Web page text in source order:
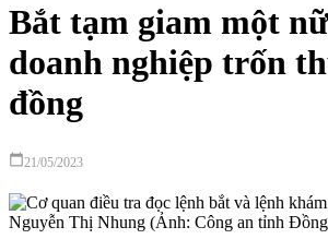
Bắt tạm giam một
doanh nghiệp trốn
đồng
calendar_today21/05/2023